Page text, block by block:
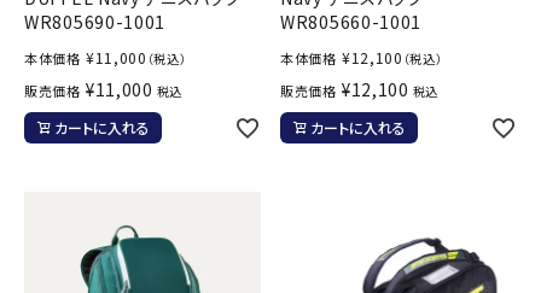
WR805690-1001
本体価格 ¥11,000 （税込）
販売価格 ¥11,000 税込
カートに入れる
WR805660-1001
本体価格 ¥12,100 （税込）
販売価格 ¥12,100 税込
カートに入れる